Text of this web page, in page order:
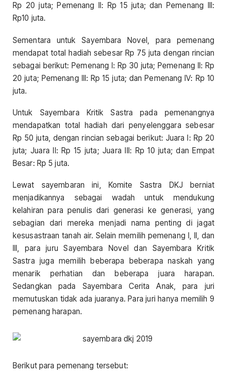
Rp 20 juta; Pemenang II: Rp 15 juta; dan Pemenang III:
Rp10 juta.
Sementara untuk Sayembara Novel, para pemenang
mendapat total hadiah sebesar Rp 75 juta dengan rincian
sebagai berikut: Pemenang I: Rp 30 juta; Pemenang II: Rp
20 juta; Pemenang III: Rp 15 juta; dan Pemenang IV: Rp 10
juta.
Untuk Sayembara Kritik Sastra pada pemenangnya
mendapatkan total hadiah dari penyelenggara sebesar
Rp 50 juta, dengan rincian sebagai berikut: Juara I: Rp 20
juta; Juara II: Rp 15 juta; Juara III: Rp 10 juta; dan Empat
Besar: Rp 5 juta.
Lewat sayembaran ini, Komite Sastra DKJ berniat
menjadikannya sebagai wadah untuk mendukung
kelahiran para penulis dari generasi ke generasi, yang
sebagian dari mereka menjadi nama penting di jagat
kesusastraan tanah air. Selain memilih pemenang I, II, dan
III, para juru Sayembara Novel dan Sayembara Kritik
Sastra juga memilih beberapa beberapa naskah yang
menarik perhatian dan beberapa juara harapan.
Sedangkan pada Sayembara Cerita Anak, para juri
memutuskan tidak ada juaranya. Para juri hanya memilih 9
pemenang harapan.
Berikut para pemenang tersebut: